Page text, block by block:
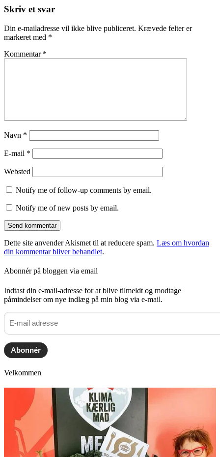
Skriv et svar
Din e-mailadresse vil ikke blive publiceret. Krævede felter er
markeret med *
Kommentar *
Navn *
E-mail *
Websted
Notify me of follow-up comments by email.
Notify me of new posts by email.
Dette site anvender Akismet til at reducere spam. Læs om hvordan
din kommentar bliver behandlet.
Abonnér på bloggen via email
Indtast din e-mail-adresse for at blive tilmeldt og modtage
påmindelser om nye indlæg på min blog via e-mail.
E-
mail
adresse
Abonnér
Velkommen